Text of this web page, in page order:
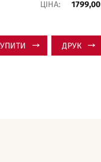
ЦІНА:
1799,00
ДРУК